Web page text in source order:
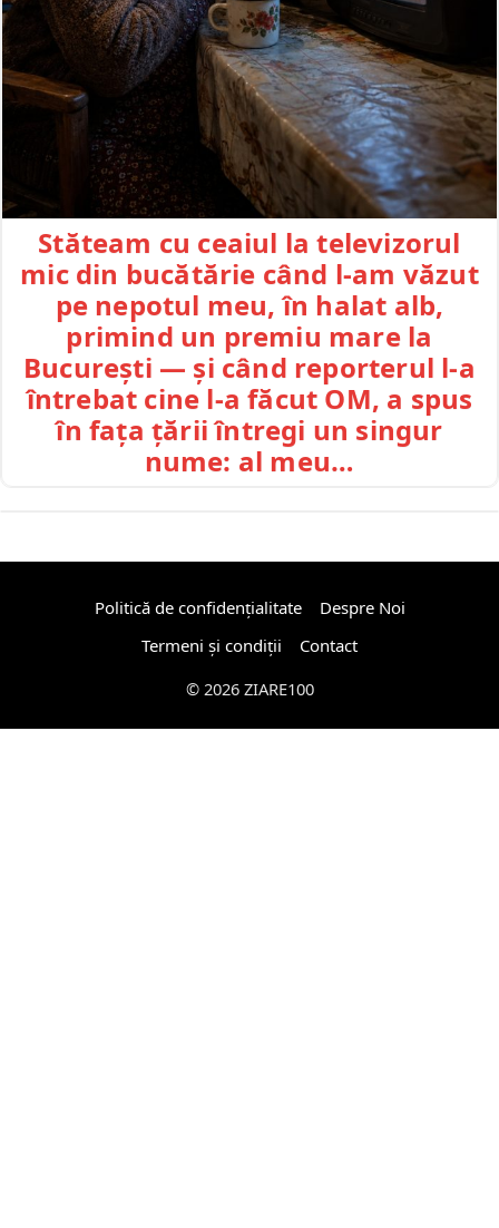
Stăteam cu ceaiul la televizorul
mic din bucătărie când l-am văzut
pe nepotul meu, în halat alb,
primind un premiu mare la
București — și când reporterul l-a
întrebat cine l-a făcut OM, a spus
în fața țării întregi un singur
nume: al meu…
Politică de confidențialitate
Despre Noi
Termeni și condiții
Contact
© 2026 ZIARE100